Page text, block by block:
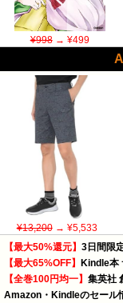
¥998→ ¥499
¥13,200→ ¥5,533
【最大50%還元】 3日間限
【最大65%OFF】
Kindle本
【全巻100円均一】 集英社
Amazon・Kindleのセール